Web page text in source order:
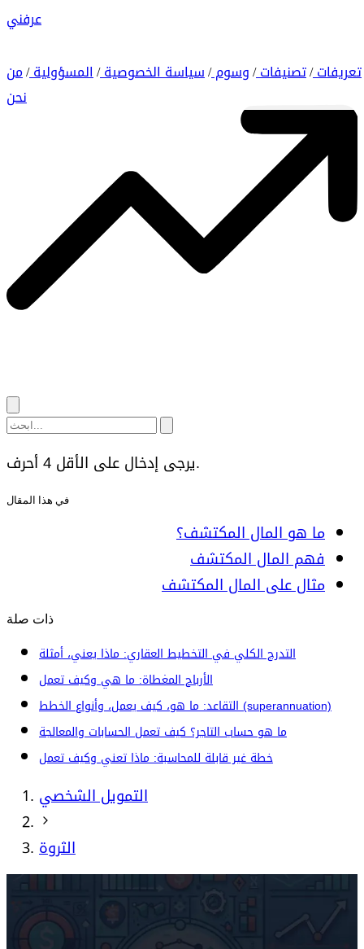
عرفني
تعريفات/ تصنيفات/ وسوم/ سياسة الخصوصية/ المسؤولية/ من
نحن
يرجى إدخال على الأقل 4 أحرف.
في هذا المقال
ما هو المال المكتشف؟
فهم المال المكتشف
مثال على المال المكتشف
ذات صلة
التدرج الكلي في التخطيط العقاري: ماذا يعني، أمثلة
الأرباح المغطاة: ما هي وكيف تعمل
التقاعد: ما هو، كيف يعمل، وأنواع الخطط (superannuation)
ما هو حساب التاجر؟ كيف تعمل الحسابات والمعالجة
خطة غير قابلة للمحاسبة: ماذا تعني وكيف تعمل
التمويل الشخصي
الثروة